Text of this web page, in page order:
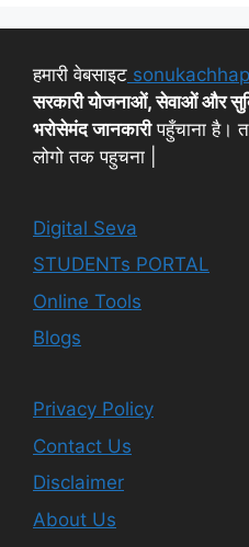
हमारी वेबसाइट
सरकारी योजनाओं, सेवाओं और
भरोसेमंद जानकारीपहुँचाना है।
लोगो तक पहुचना |
Digital Seva
STUDENTs PORTAL
Online Tools
Blogs
Privacy Policy
Contact Us
Disclaimer
About Us